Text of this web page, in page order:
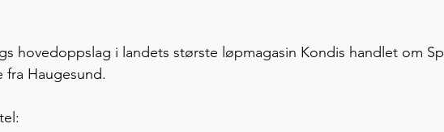
hovedoppslag i landets største løpmagasin Kondis handlet om
fra Haugesund.